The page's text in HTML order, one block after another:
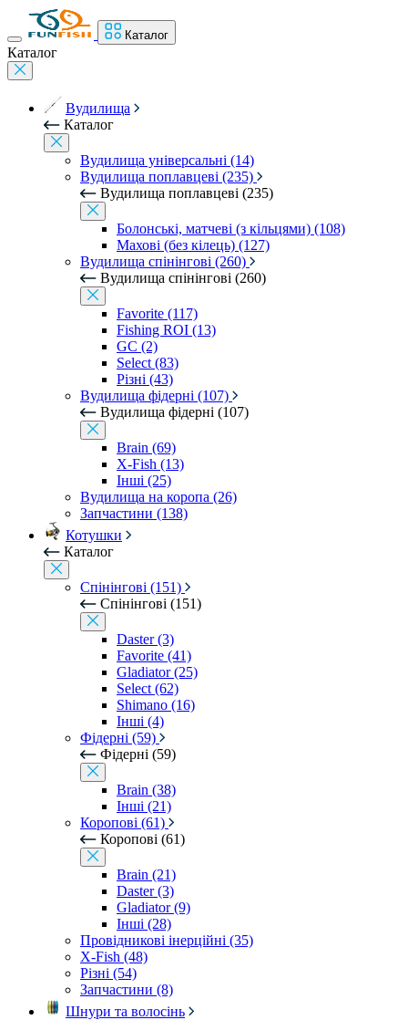
Каталог
Каталог
Вудилища
Каталог
Вудилища універсальні (14)
Вудилища поплавцеві (235)
Вудилища поплавцеві (235)
Болонські, матчеві (з кільцями) (108)
Махові (без кілець) (127)
Вудилища спінінгові (260)
Вудилища спінінгові (260)
Favorite (117)
Fishing ROI (13)
GC (2)
Select (83)
Різні (43)
Вудилища фідерні (107)
Вудилища фідерні (107)
Brain (69)
X-Fish (13)
Інші (25)
Вудилища на коропа (26)
Запчастини (138)
Котушки
Каталог
Спінінгові (151)
Спінінгові (151)
Daster (3)
Favorite (41)
Gladiator (25)
Select (62)
Shimano (16)
Інші (4)
Фідерні (59)
Фідерні (59)
Brain (38)
Інші (21)
Коропові (61)
Коропові (61)
Brain (21)
Daster (3)
Gladiator (9)
Інші (28)
Провідникові інерційні (35)
X-Fish (48)
Різні (54)
Запчастини (8)
Шнури та волосінь